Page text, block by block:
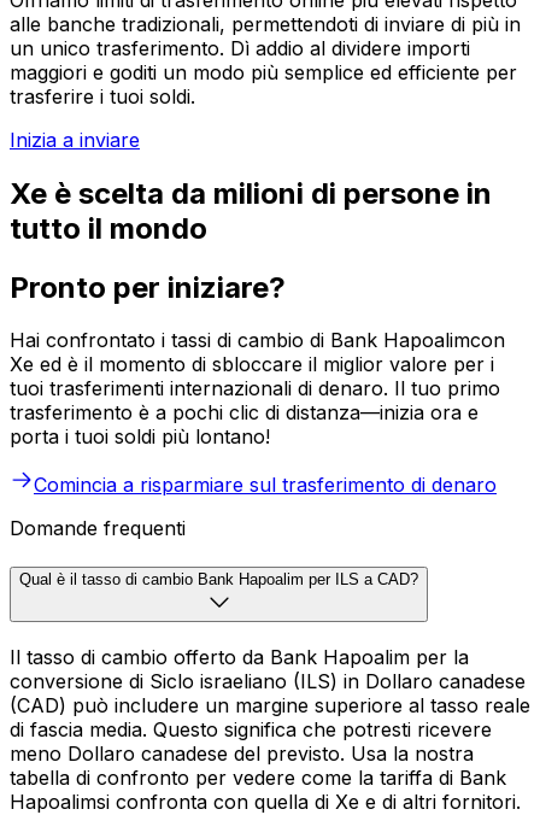
alle banche tradizionali, permettendoti di inviare di più in
un unico trasferimento. Dì addio al dividere importi
maggiori e goditi un modo più semplice ed efficiente per
trasferire i tuoi soldi.
Inizia a inviare
Xe è scelta da milioni di persone in
tutto il mondo
Pronto per iniziare?
Hai confrontato i tassi di cambio di Bank Hapoalimcon
Xe ed è il momento di sbloccare il miglior valore per i
tuoi trasferimenti internazionali di denaro. Il tuo primo
trasferimento è a pochi clic di distanza—inizia ora e
porta i tuoi soldi più lontano!
Comincia a risparmiare sul trasferimento di denaro
Domande frequenti
Qual è il tasso di cambio Bank Hapoalim per ILS a CAD?
Il tasso di cambio offerto da Bank Hapoalim per la
conversione di Siclo israeliano (ILS) in Dollaro canadese
(CAD) può includere un margine superiore al tasso reale
di fascia media. Questo significa che potresti ricevere
meno Dollaro canadese del previsto. Usa la nostra
tabella di confronto per vedere come la tariffa di Bank
Hapoalimsi confronta con quella di Xe e di altri fornitori.